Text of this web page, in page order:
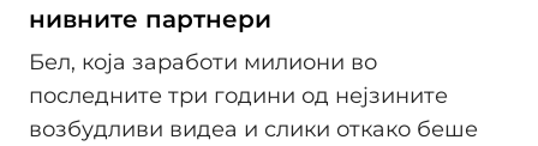
нивните партнери
Бел, која заработи милиони во
последните три години од нејзините
возбудливи видеа и слики откако беше